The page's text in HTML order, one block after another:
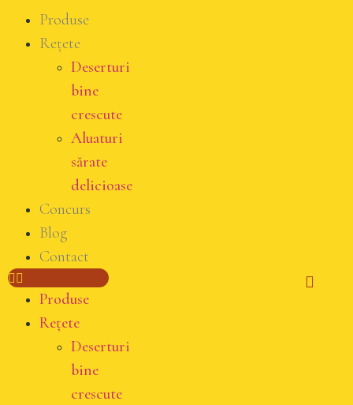
Produse
Rețete
Deserturi
bine
crescute
Aluaturi
sărate
delicioase
Concurs
Blog
Contact
Produse
Rețete
Deserturi
bine
crescute